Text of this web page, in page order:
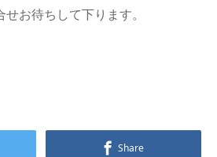
お待ちして下ります。
Share